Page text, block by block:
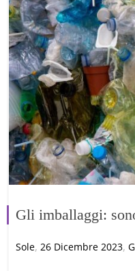
Gli imballaggi:
Sole, 26 Dicembre 2023,